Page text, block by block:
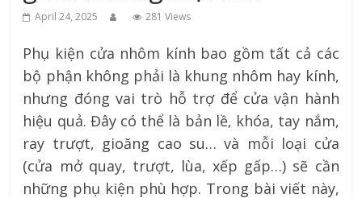
April 24, 2025 281 Views
Phụ kiện cửa nhôm kính bao gồm tất cả các
bộ phận không phải là khung nhôm hay kính,
nhưng đóng vai trò hỗ trợ để cửa vận hành
hiệu quả. Đây có thể là bản lề, khóa, tay nắm,
ray trượt, gioăng cao su… và mỗi loại cửa
(cửa mở quay, trượt, lùa, xếp gấp…) sẽ cần
những phụ kiện phù hợp. Trong bài viết này,